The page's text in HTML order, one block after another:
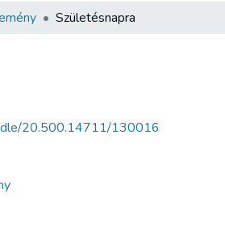
Születésnapra
20.500.14711/130016